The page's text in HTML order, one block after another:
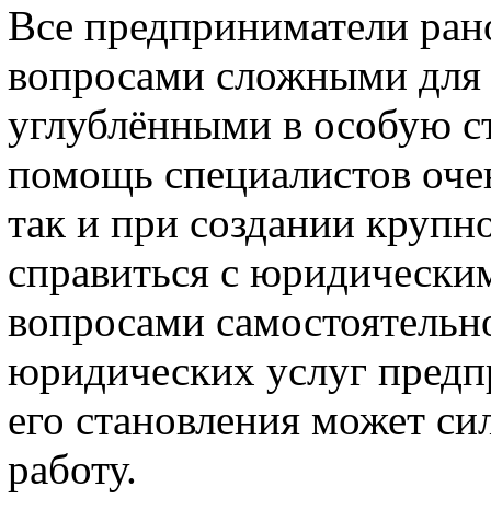
Все предприниматели
вопросами сложными для
углублёнными в особую
помощь специалистов
так и при создании
справиться с
вопросами
юридических услуг
его становления может
работу.